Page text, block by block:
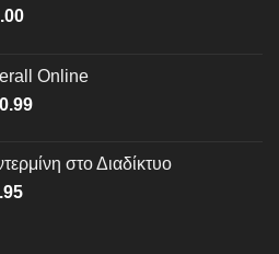
Η
είναι:
€360.00.
Online
Price
throughστο Διαδίκτυο
Price